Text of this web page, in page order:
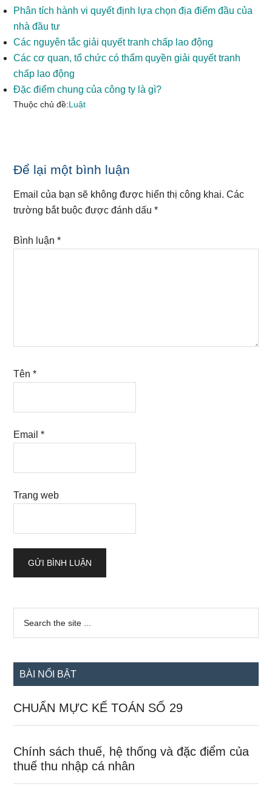
Phân tích hành vi quyết định lựa chọn địa điểm đầu của
nhà đầu tư
Các nguyên tắc giải quyết tranh chấp lao động
Các cơ quan, tổ chức có thẩm quyền giải quyết tranh
chấp lao động
Đặc điểm chung của công ty là gì?
Thuộc chủ đề:Luật
Reader
Interactions
Để lại một bình luận
Email của bạn sẽ không được hiển thị công khai. Các
trường bắt buộc được đánh dấu*
Bình luận*
Tên*
Email*
Trang web
Sidebar
chính
...
BÀI NỔI BẬT
CHUẨN MỰC KẾ TOÁN SỐ 29
Chính sách thuế, hệ thống và đặc điểm của
thuế thu nhập cá nhân